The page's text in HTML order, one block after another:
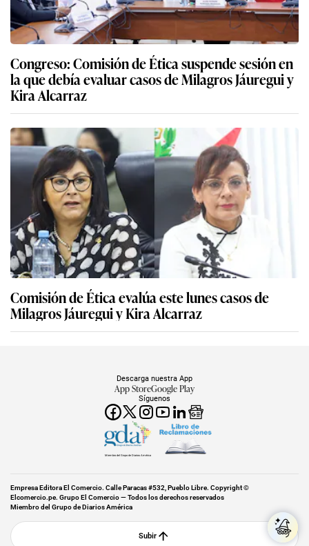
Congreso: Comisión de Ética suspende sesión en
la que debía evaluar casos de Milagros Jáuregui y
Kira Alcarraz
Comisión de Ética evalúa este lunes casos de
Milagros Jáuregui y Kira Alcarraz
Síguenos
Descarga nuestra App
App StoreGoogle Play
Miembro del Grupo de Diarios América
Empresa Editora El Comercio. Calle Paracas #532, Pueblo Libre. Copyright ©
Elcomercio.pe. Grupo El Comercio — Todos los derechos reservados
Miembro del Grupo de Diarios América
Subir